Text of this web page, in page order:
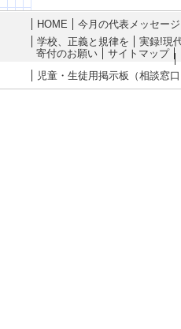
HOME 今月の代表メッセージ
学校、正義と規律を
実録!現
寄付のお願い
サイトマップ
児童・生徒用掲示板（相談窓口